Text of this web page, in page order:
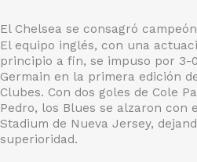
El Chelsea se consagró
El equipo inglés, con una
principio a fin, se impuso por 3-
Germain en la primera edición
Clubes. Con dos goles de Cole
Pedro, los Blues se alzaron con
Stadium de Nueva Jersey,
superioridad.